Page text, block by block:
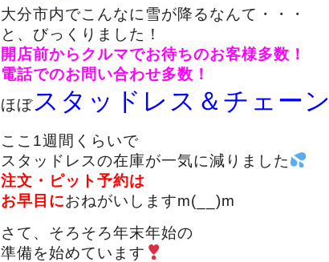
大分市内でこんなに雪が降るなんて・・・
と、びっくりました！
開店前からクルマでお待ちのお客様多数！
電話でのお問い合わせ多数！
ほぼスタッドレス＆チェーン
ここ1週間くらいで
スタッドレスの在庫が一気に減りました
注文・ピット予約は
お早目におねがいしますm(__)m
さて、そろそろ年末年始の
準備を始めています